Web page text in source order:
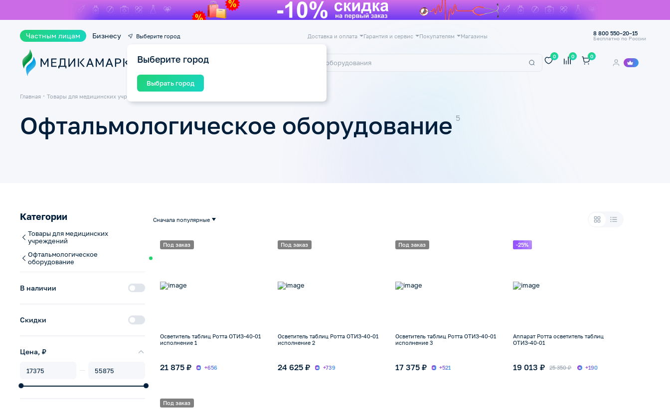
Частным лицам Бизнесу Выберите город
Выберите город
Выбрать город
Доставка и оплата Гарантия и сервис Покупателям Магазины 8 800 550–20–15
Бесплатно по России
Каталог
0 0 0
Главная Товары для медицинских учреждений
Офтальмологическое оборудование
Категории
Товары для медицинских
учреждений
Офтальмологическое
оборудование
В наличии
Скидки
Цена, ₽
Сначала популярные
Под заказ
Осветитель таблиц Ротта ОТИЗ-40-01
исполнение 1
21 875 ₽ +656
Под заказ
Осветитель таблиц Ротта ОТИЗ-40-01
исполнение 2
24 625 ₽ +739
Под заказ
Осветитель таблиц Ротта ОТИЗ-40-01
исполнение 3
17 375 ₽ +521
-25%
Аппарат Ротта осветитель таблиц
ОТИЗ-40-01
19 013 ₽ 25 350 ₽ +190
Под заказ